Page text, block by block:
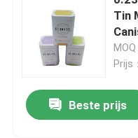
Kaars Tin Can
Tin
Prijs
Beste prijs